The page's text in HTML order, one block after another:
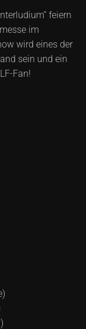
feiern
im
wird eines der
sein und ein
Fan!